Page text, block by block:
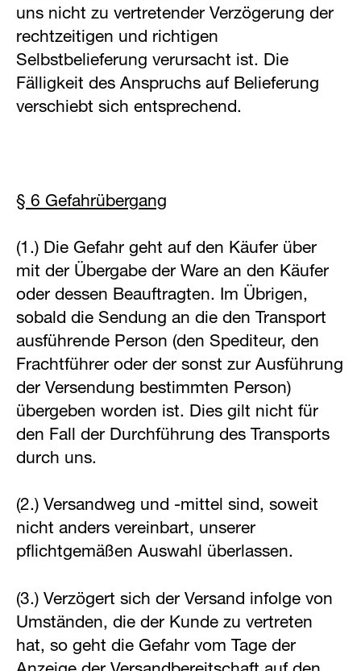
uns nicht zu vertretender Verzögerung der
rechtzeitigen und richtigen
Selbstbelieferung verursacht ist. Die
Fälligkeit des Anspruchs auf Belieferung
verschiebt sich entsprechend.
§ 6 Gefahrübergang
(1.) Die Gefahr geht auf den Käufer über
mit der Übergabe der Ware an den Käufer
oder dessen Beauftragten. Im Übrigen,
sobald die Sendung an die den Transport
ausführende Person (den Spediteur, den
Frachtführer oder der sonst zur Ausführung
der Versendung bestimmten Person)
übergeben worden ist. Dies gilt nicht für
den Fall der Durchführung des Transports
durch uns.
(2.) Versandweg und -mittel sind, soweit
nicht anders vereinbart, unserer
pflichtgemäßen Auswahl überlassen.
(3.) Verzögert sich der Versand infolge von
Umständen, die der Kunde zu vertreten
hat, so geht die Gefahr vom Tage der